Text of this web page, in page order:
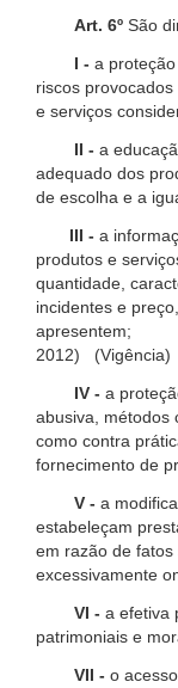
Art. 6º São
I - a
riscos
e serviços
II - a
adequado dos
de escolha e a
III - a
produtos e
quantidade,
incidentes e
apresentem;
2012) (Vigência)
IV - a
abusiva, métodos
como contra
fornecimento de
V - a
estabeleçam
em razão de
excessivamente
VI - a efetiva
patrimoniais e
VII - o